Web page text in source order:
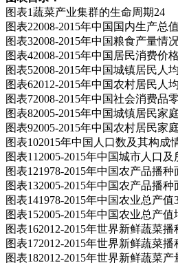
图表1蔬菜产业集群的生命周期24
图表22008-2015年中国国内生产总
图表32008-2015年中国粮食产量情
图表42008-2015年中国居民消费价
图表52008-2015年中国城镇居民人
图表62012-2015年中国农村居民人
图表72008-2015年中国社会消费品
图表82005-2015年中国城镇居民家
图表92005-2015年中国农村居民家
图表102015年中国人口数及其构成
图表112005-2015年中国城市人口
图表121978-2015年中国农产品播种
图表132005-2015年中国农产品播
图表141978-2015年中国农业总产值
图表152005-2015年中国农业总产
图表162012-2015年世界新鲜蔬菜播
图表172012-2015年世界新鲜蔬菜
图表182012-2015年世界新鲜蔬菜产